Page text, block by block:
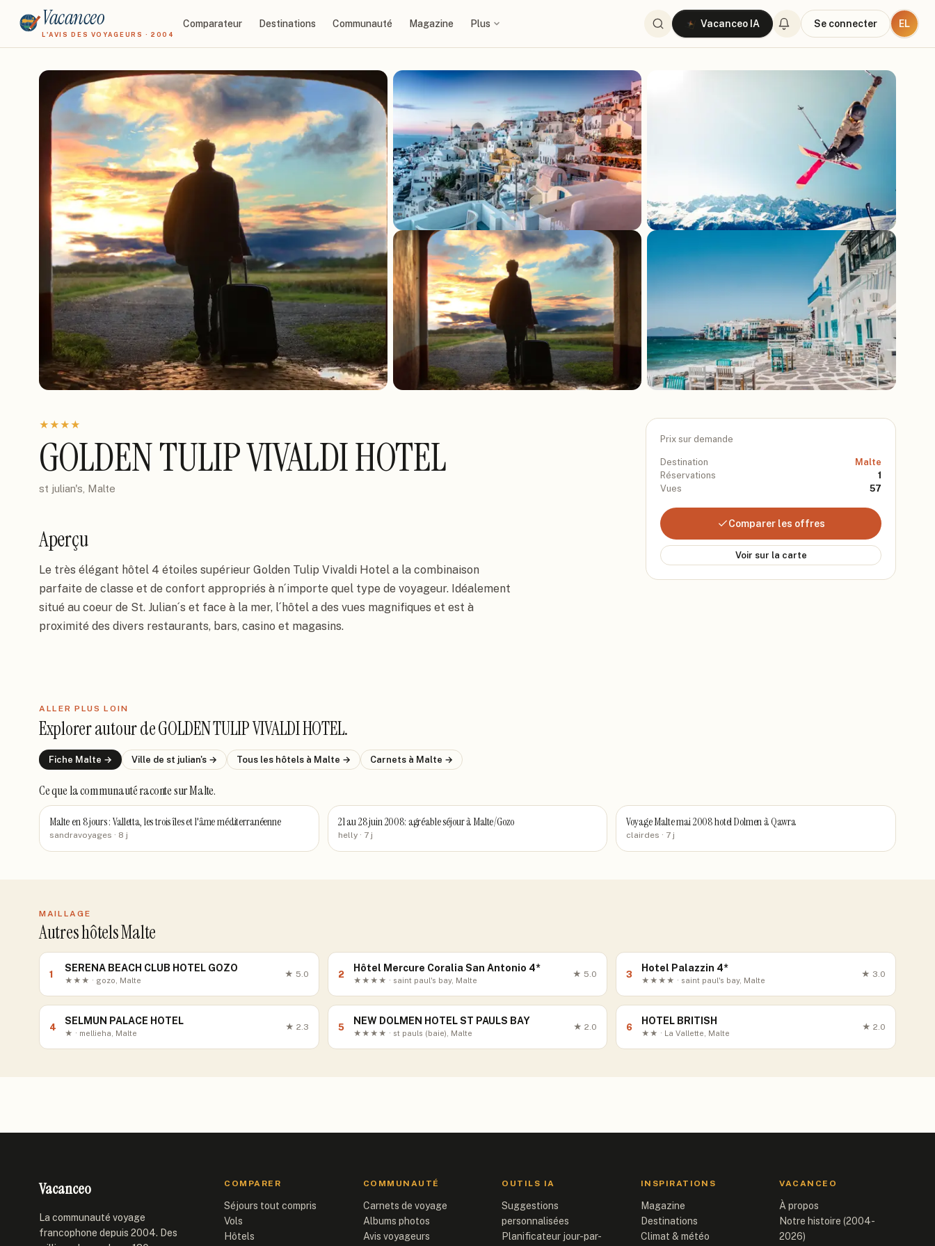
Vacanceo
L'AVIS DES VOYAGEURS · 2004
Comparateur Destinations Communauté Magazine Plus Vacanceo IA Se connecter EL
★★★★
GOLDEN TULIP VIVALDI HOTEL
st julian's, Malte
Aperçu
Le très élégant hôtel 4 étoiles supérieur Golden Tulip Vivaldi Hotel a la combinaison
parfaite de classe et de confort appropriés à n´importe quel type de voyageur. Idéalement
situé au coeur de St. Julian´s et face à la mer, l´hôtel a des vues magnifiques et est à
proximité des divers restaurants, bars, casino et magasins.
Prix sur demande
Destination
Malte
Réservations
1
Vues
57
Comparer les offres
Voir sur la carte
ALLER PLUS LOIN
Explorer autour deGOLDEN TULIP VIVALDI HOTEL.
Fiche Malte → Ville de st julian's → Tous les hôtels à Malte → Carnets à Malte →
Ce que la communauté racontesur Malte.
Malte en 8 jours : Valletta, les trois îles et l'âme méditerranéenne
sandravoyages · 8 j
21 au 28 juin 2008: agréable séjour à Malte/Gozo
helly· 7 j
Voyage Malte mai 2008 hotel Dolmen à Qawra
clairdes · 7 j
MAILLAGE
Autres hôtels Malte
1
SERENA BEACH CLUB HOTEL GOZO
★★★ · gozo, Malte
★ 5.0 2
Hôtel Mercure Coralia San Antonio 4*
★★★★ · saint paul's bay, Malte
★ 5.0 3
Hotel Palazzin 4*
★★★★ · saint paul's bay, Malte
★ 3.0
4
SELMUN PALACE HOTEL
★ · mellieha, Malte
★ 2.3 5
NEW DOLMEN HOTEL ST PAULS BAY
★★★★ · st pauls (baie), Malte
★2.0 6
HOTEL BRITISH
★★ · La Vallette, Malte
★ 2.0
Vacanceo
La communauté voyage
francophone depuis 2004. Des
COMPARER
Séjours tout compris
Vols
Hôtels
COMMUNAUTÉ
Carnets de voyage
Albums photos
Avis voyageurs
OUTILS IA
Suggestions
personnalisées
Planificateur jour-par-
INSPIRATIONS
Magazine
Destinations
Climat & météo
VACANCEO
À propos
Notre histoire (2004-
2026)